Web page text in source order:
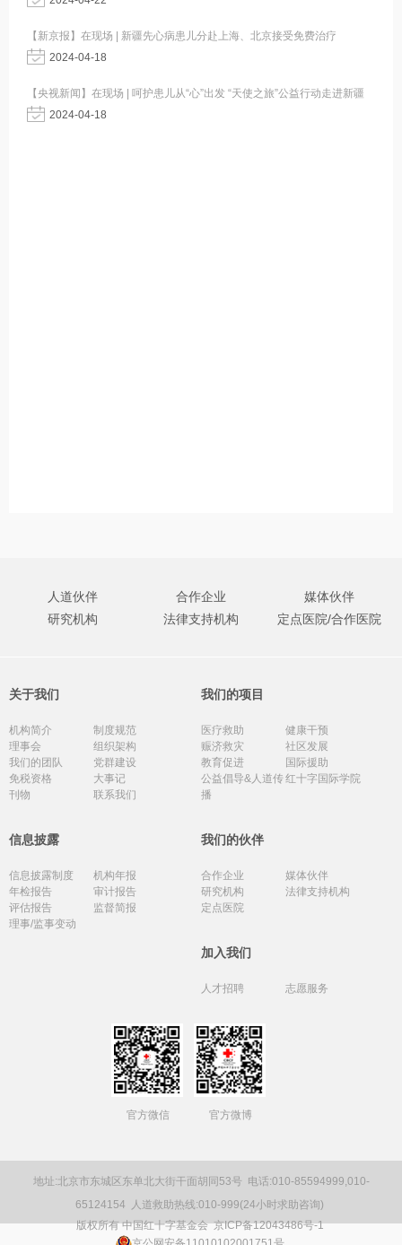
【新京报】在现场 | 新疆先心病患儿分赴上海、北京接受免费治疗
2024-04-18
【央视新闻】在现场 | 呵护患儿从“心”出发 “天使之旅”公益行动走进新疆
2024-04-18
人道伙伴 合作企业
媒体伙伴
研究机构
法律支持机构 定点医院/合作医院
关于我们
机构简介
制度规范
理事会
组织架构
我们的团队
党群建设
免税资格
大事记
刊物
联系我们
我们的项目
医疗救助
健康干预
赈济救灾
社区发展
教育促进
国际援助
公益倡导&人道传
播
红十字国际学院
信息披露
信息披露制度
机构年报
年检报告
审计报告
评估报告
监督简报
理事/监事变动
我们的伙伴
合作企业
媒体伙伴
研究机构
法律支持机构
定点医院
加入我们
人才招聘 志愿服务
官方微信 官方微博
地址:北京市东城区东单北大街干面胡同53号 电话:010-85594999,010-
65124154
人道救助热线:010-999(24小时求助咨询)
版权所有 中国红十字基金会 京ICP备12043486号-1